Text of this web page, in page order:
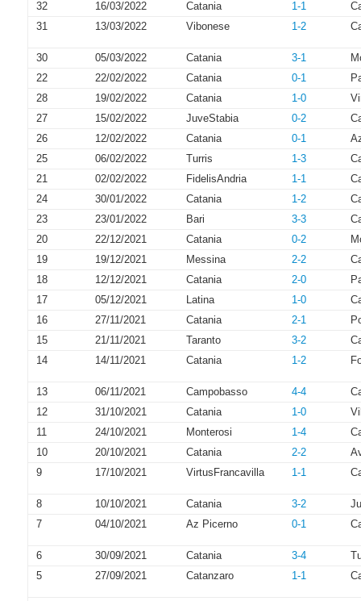
32
16/03/2022 Catania 1-1
31
13/03/2022 Vibonese 1-2
30 05/03/2022 Catania 3-1
22
22/02/2022 Catania 0-1
28
19/02/2022 Catania 1-0
27
15/02/2022 JuveStabia 0-2
26
12/02/2022 Catania 0-1
25
06/02/2022 Turris 1-3
21
02/02/2022 FidelisAndria 1-1
24
30/01/2022 Catania 1-2
23
23/01/2022 Bari 3-3
20
22/12/2021 Catania 0-2
19
19/12/2021 Messina 2-2
18
12/12/2021 Catania 2-0
17
05/12/2021 Latina 1-0
16
27/11/2021 Catania 2-1
15
21/11/2021 Taranto 3-2
14
14/11/2021 Catania 1-2
13 06/11/2021 Campobasso 4-4
12
31/10/2021 Catania 1-0
11
24/10/2021 Monterosi 1-4
10
20/10/2021 Catania 2-2
9
17/10/2021 VirtusFrancavilla 1-1
8 10/10/2021 Catania 3-2
7
04/10/2021 Az Picerno 0-1
6 30/09/2021 Catania 3-4
5
27/09/2021 Catanzaro 1-1